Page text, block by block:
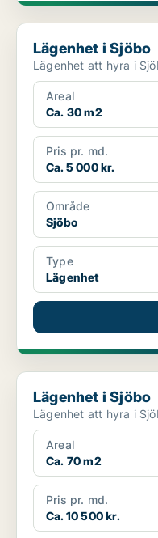
Lägenhet i Sjöbo
Lägenhet i Sjöbo
Areal
Ca. 30 m2
Pris pr. md.
Ca. 5 000 kr.
Område
Sjöbo
Type
Lägenhet
Lägenhet i Sjöbo
Lägenhet i Sjöbo
Areal
Ca. 70 m2
Pris pr. md.
Ca. 10 500 kr.